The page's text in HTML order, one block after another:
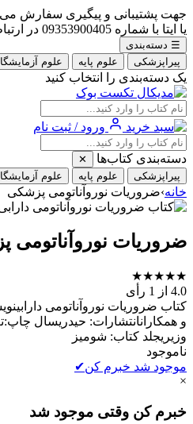
جهت پشتیبانی و پیگیری سفارش
یا ایتا با شماره 09353900405 در ارتباط باشید.
☰ دسته‌بندی
پیراپزشکی
علوم پایه علوم
یک دسته‌بندی را انتخاب کنید
ورود / ثبت نام
دسته‌بندی کتاب‌ها
✕
پیراپزشکی
علوم پایه علوم
خانه›ضروریات نوروآناتومی پزشکی
ضروریات نوروآناتومی
★
★
★
★
★
4.0 از 1 رأی
کتاب ضروریات نوروآناتومی
و همکارانانتشارات: حیدریسال
وزیریجلد کتاب: شومیز
ناموجود
موجود شد خبرم کن✔
×
خبرم کن وقتی موجود شد